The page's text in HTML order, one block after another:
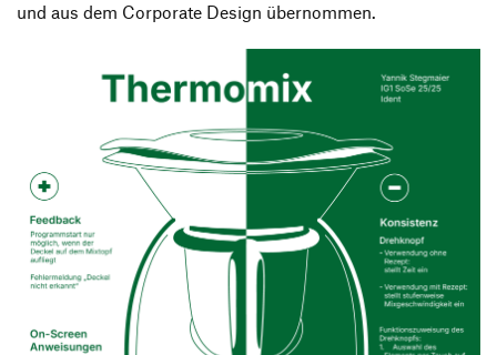
und aus dem Corporate Design übernommen.